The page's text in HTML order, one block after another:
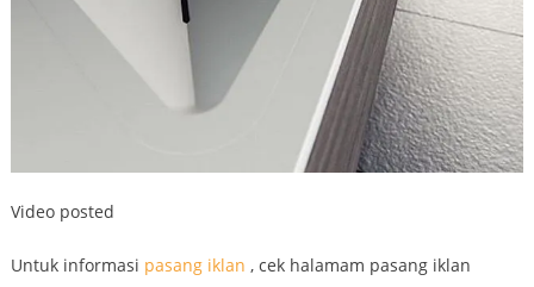
Video posted
Untuk informasi pasang iklan , cek halamam pasang iklan